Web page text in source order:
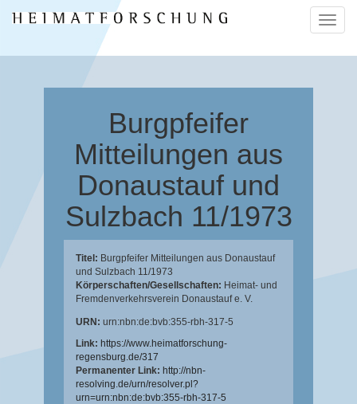
ein-/
Burgpfeifer
Mitteilungen aus
Donaustauf und
Sulzbach 11/1973
Titel: Burgpfeifer Mitteilungen aus Donaustauf
und Sulzbach 11/1973
Körperschaften/Gesellschaften: Heimat- und
Fremdenverkehrsverein Donaustauf e. V.
URN: urn:nbn:de:bvb:355-rbh-317-5
Link: https://www.heimatforschung-
regensburg.de/317
Permanenter Link: http://nbn-
resolving.de/urn/resolver.pl?
urn=urn:nbn:de:bvb:355-rbh-317-5